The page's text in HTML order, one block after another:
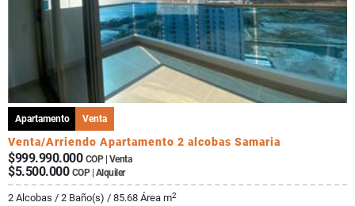
Apartamento Venta
Venta/Arriendo Apartamento 2 alcobas Samaria
$999.990.000 COP | Venta
$5.500.000 COP | Alquiler
2 Alcobas / 2 Baño(s) / 85.68 Área m2